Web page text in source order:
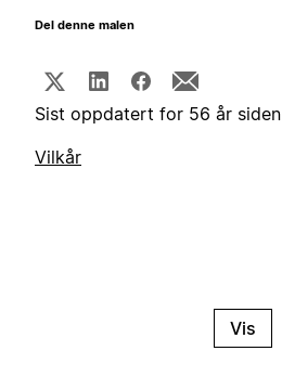
Del denne malen
Sist oppdatert for 56 år siden
Vilkår
Vis